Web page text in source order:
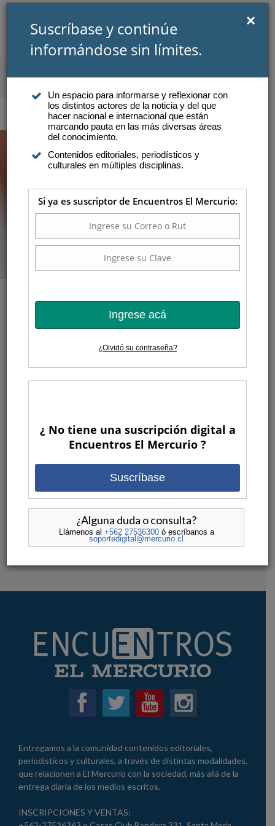
SUSCRIBIRSE INICIAR SESIÓN
Atención a suscriptores
PAZ LÓPEZ: ¿PUEDE LA
TERNURA IMAGINAR
OTRO MUNDO?
Paz López: ¿Puede la ternura
imaginar otro mundo?
Entregamos a la comunidad contenidos editoriales,
periodísticos y culturales, a través de distintas modalidades,
que relacionen a El Mercurio con la sociedad, más allá de la
entrega diaria de los medios escritos.
INSCRIPCIONES Y VENTAS:
Suscríbase y continúe
informándose sin límites.
×
Un espacio para informarse y reflexionar con
los distintos actores de la noticia y del que
hacer nacional e internacional que están
marcando pauta en las más diversas áreas
del conocimiento.
Contenidos editoriales, periodísticos y
culturales en múltiples disciplinas.
Si ya es suscriptor de Encuentros El Mercurio:
Ingrese acá
¿Olvidó su contraseña?
¿ No tiene una suscripción digital a
Encuentros El Mercurio ?
Suscríbase
¿Alguna duda o consulta?
Llámenos al +562 27536300ó escríbanos a
soportedigital@mercurio.cl